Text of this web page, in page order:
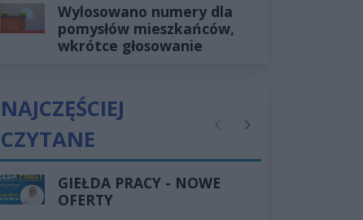
Wylosowano numery dla
pomysłów mieszkańców,
wkrótce głosowanie
NAJCZĘŚCIEJ
CZYTANE
PoprzednieNastępne
GIEŁDA PRACY - NOWE
OFERTY